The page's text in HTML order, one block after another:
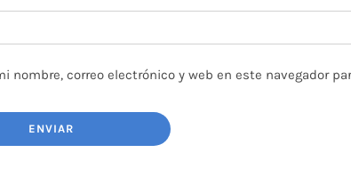
nombre, correo electrónico y web en este navegador